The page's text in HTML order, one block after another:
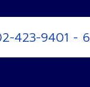
423-9401 - 6